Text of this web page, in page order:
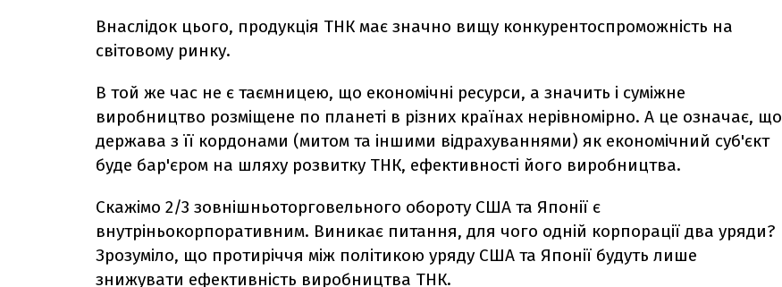
Внаслідок цього, продукція ТНК має значно вищу конкурентоспроможність на
світовому ринку.
В той же час не є таємницею, що економічні ресурси, а значить і суміжне
виробництво розміщене по планеті в різних країнах нерівномірно. А це означає, що
держава з її кордонами (митом та іншими відрахуваннями) як економічний суб'єкт
буде бар'єром на шляху розвитку ТНК, ефективності його виробництва.
Скажімо 2/3 зовнішньоторговельного обороту США та Японії є
внутріньокорпоративним. Виникає питання, для чого одній корпорації два уряди?
Зрозуміло, що протиріччя між політикою уряду США та Японії будуть лише
знижувати ефективність виробництва ТНК.